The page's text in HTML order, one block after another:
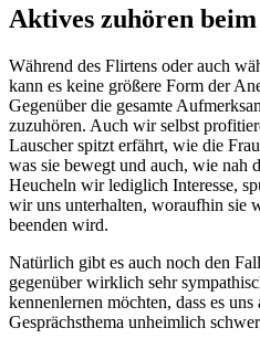
Aktives zuhören
Während des Flirtens oder auch
kann es keine größere Form der
Gegenüber die gesamte
zuzuhören. Auch wir selbst
Lauscher spitzt erfährt, wie die
was sie bewegt und auch, wie nah
Heucheln wir lediglich Interesse,
wir uns unterhalten, woraufhin sie
beenden wird.
Natürlich gibt es auch noch den
gegenüber wirklich sehr
kennenlernen möchten, dass es
Gesprächsthema unheimlich